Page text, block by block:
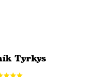
Tyrkys